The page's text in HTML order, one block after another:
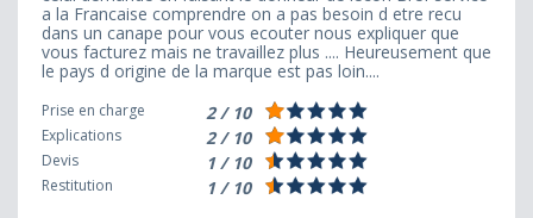
a la Francaise comprendre on a pas besoin d etre recu
dans un canape pour vous ecouter nous expliquer que
vous facturez mais ne travaillez plus .... Heureusement que
le pays d origine de la marque est pas loin....
Prise en charge 2 / 10
Explications 2 / 10
Devis 1 / 10
Restitution 1 / 10